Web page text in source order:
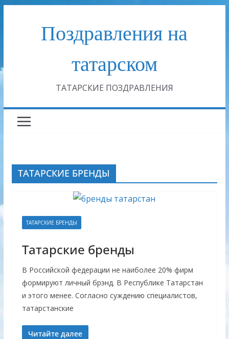
содержимомуПоздравления на
татарском
ТАТАРСКИЕ ПОЗДРАВЛЕНИЯ
ТАТАРСКИЕ БРЕНДЫ
ТАТАРСКИЕ БРЕНДЫ
Татарские бренды
В Российской федерации не наиболее 20% фирм
формируют личный брэнд. В Республике Татарстан
и этого менее. Согласно суждению специалистов,
татарстанские
Читайте далее